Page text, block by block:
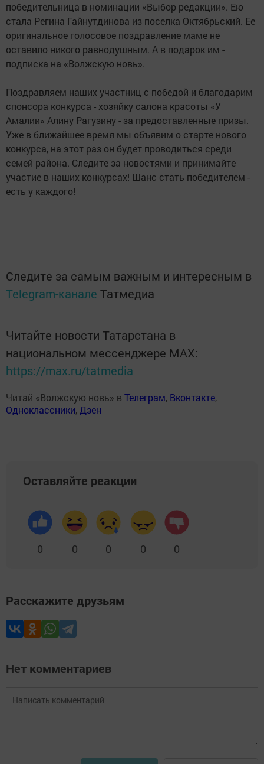
победительница в номинации «Выбор редакции». Ею
стала Регина Гайнутдинова из поселка Октябрьский. Ее
оригинальное голосовое поздравление маме не
оставило никого равнодушным. А в подарок им -
подписка на «Волжскую новь».
Поздравляем наших участниц с победой и благодарим
спонсора конкурса - хозяйку салона красоты «У
Амалии» Алину Рагузину - за предоставленные призы.
Уже в ближайшее время мы объявим о старте нового
конкурса, на этот раз он будет проводиться среди
семей района. Следите за новостями и принимайте
участие в наших конкурсах! Шанс стать победителем -
есть у каждого!
Следите за самым важным и интересным в
Telegram-канале Татмедиа
Читайте новости Татарстана в
национальном мессенджере MАХ:
https://max.ru/tatmedia
Читай «Волжскую новь» в Телеграм, Вконтакте,
Одноклассники,Дзен
Оставляйте реакции
0 0 0 0 0
Расскажите друзьям
Нет комментариев